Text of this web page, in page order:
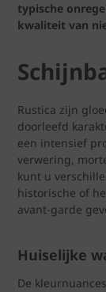
typische
kwaliteit van
Rustica zijn
doorleefd
een intensief
verwering,
kunt u
historische of
avant-garde
Huiselijke
De